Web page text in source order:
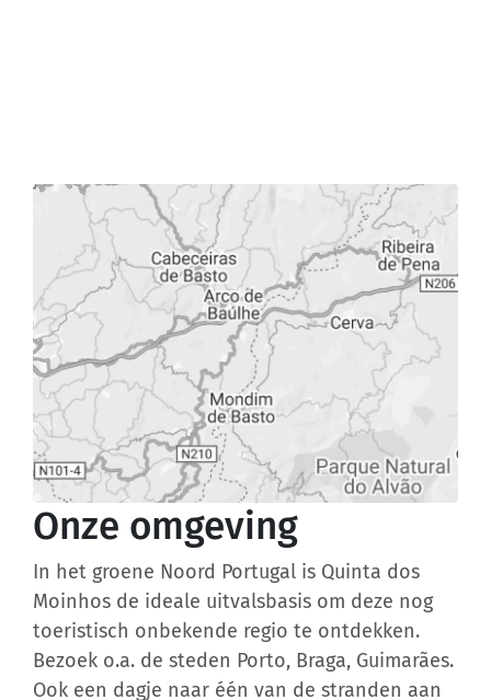
Onze omgeving
In het groene Noord Portugal is Quinta dos
Moinhos de ideale uitvalsbasis om deze nog
toeristisch onbekende regio te ontdekken.
Bezoek o.a. de steden Porto, Braga, Guimarães.
Ook een dagje naar één van de stranden aan